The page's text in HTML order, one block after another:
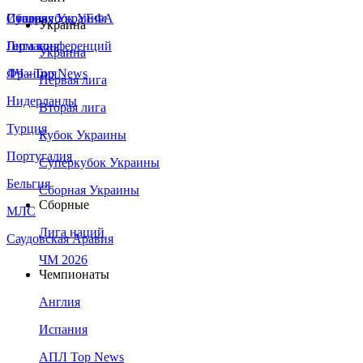
Сборная Украины
Италия
Германия
Франция
Нидерланды
Турция
Португалия
Бельгия
МЛС
Саудовская Аравия
Суперкубок УЕФА
Лига конференций
ЛЧ - Top News
Украина
Украина
Первая лига
Вторая лига
Кубок Украины
Суперкубок Украины
Сборная Украины
Сборные
Лига наций
ЧМ 2026
Чемпионаты
Англия
Испания
АПЛ Top News